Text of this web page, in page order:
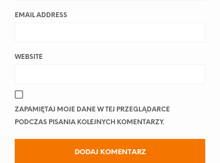
EMAIL ADDRESS
WEBSITE
ZAPAMIĘTAJ MOJE DANE W TEJ PRZEGLĄDARCE
PODCZAS PISANIA KOLEJNYCH KOMENTARZY.